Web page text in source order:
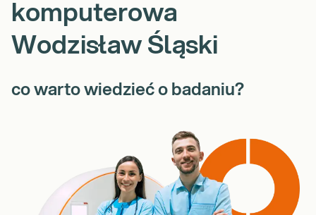
komputerowa
Wodzisław Śląski
co warto wiedzieć o badaniu?